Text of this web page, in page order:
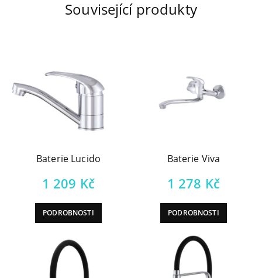
Související produkty
Baterie Lucido
1 209 Kč
PODROBNOSTI
Baterie Viva
1 278 Kč
PODROBNOSTI